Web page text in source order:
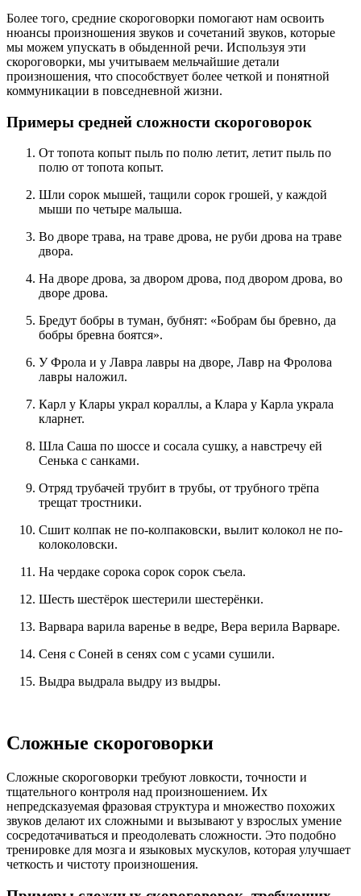
Более того, средние скороговорки помогают нам освоить
нюансы произношения звуков и сочетаний звуков, которые
мы можем упускать в обыденной речи. Используя эти
скороговорки, мы учитываем мельчайшие детали
произношения, что способствует более четкой и понятной
коммуникации в повседневной жизни.
Примеры средней сложности скороговорок
От топота копыт пыль по полю летит, летит пыль по
полю от топота копыт.
Шли сорок мышей, тащили сорок грошей, у каждой
мыши по четыре малыша.
Во дворе трава, на траве дрова, не руби дрова на траве
двора.
На дворе дрова, за двором дрова, под двором дрова, во
дворе дрова.
Бредут бобры в туман, бубнят: «Бобрам бы бревно, да
бобры бревна боятся».
У Фрола и у Лавра лавры на дворе, Лавр на Фролова
лавры наложил.
Карл у Клары украл кораллы, а Клара у Карла украла
кларнет.
Шла Саша по шоссе и сосала сушку, а навстречу ей
Сенька с санками.
Отряд трубачей трубит в трубы, от трубного трёпа
трещат тростники.
Сшит колпак не по-колпаковски, вылит колокол не по-
колоколовски.
На чердаке сорока сорок сорок съела.
Шесть шестёрок шестерили шестерёнки.
Варвара варила варенье в ведре, Вера верила Варваре.
Сеня с Соней в сенях сом с усами сушили.
Выдра выдрала выдру из выдры.
Сложные скороговорки
Сложные скороговорки требуют ловкости, точности и
тщательного контроля над произношением. Их
непредсказуемая фразовая структура и множество похожих
звуков делают их сложными и вызывают у взрослых умение
сосредотачиваться и преодолевать сложности. Это подобно
тренировке для мозга и языковых мускулов, которая улучшает
четкость и чистоту произношения.